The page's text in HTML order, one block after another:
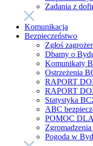
Zadania z
Komunikacja
Bezpieczeństwo
Zgłoś
Dbamy o
Komunikaty
Ostrzeżenia
RAPORT
RAPORT
Statystyka
ABC
POMOC
Pogoda w